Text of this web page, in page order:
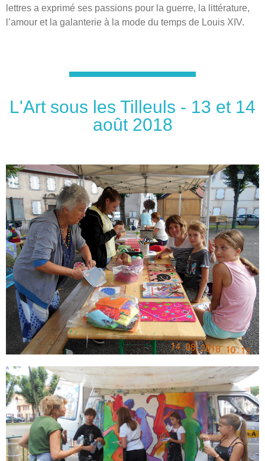
lettres a exprimé ses passions pour la guerre, la littérature,
l’amour et la galanterie à la mode du temps de Louis XIV.
L'Art sous les Tilleuls - 13 et 14
août 2018